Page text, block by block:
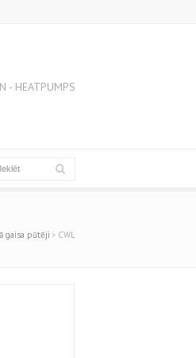
- HEATPUMPS
gaisa pūtēji CWL